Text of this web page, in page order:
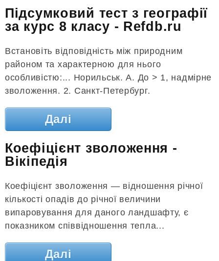
Підсумковий тест з географії
за курс 8 класу - Refdb.ru
Встановіть відповідність між природним
районом та характерною для нього
особливістю:... Норильськ. А. До > 1, надмірне
зволоження. 2. Санкт-Петербург.
Далі
Коефіцієнт зволоження -
Вікіпедія
Коефіцієнт зволоження — відношення річної
кількості опадів до річної величини
випаровування для даного ландшафту, є
показником співвідношення тепла...
Далі